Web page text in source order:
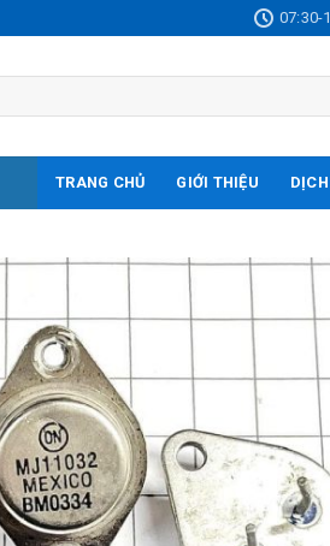
07:30-
TRANG CHỦ GIỚI THIỆU